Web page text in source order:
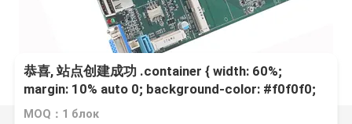
恭喜, 站点创建成功 .container { width: 60%;
margin: 10% auto 0; background-color: #f0f0f0;
padding: 2% 5%; border-radius: 10px } ul {
MOQ：1 блок